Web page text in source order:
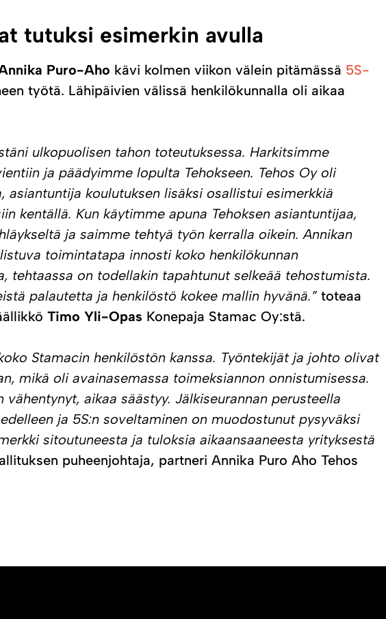
tutuksi esimerkin avulla
Puro-Aho kävi kolmen viikon välein pitämässä 5S-
työtä. Lähipäivien välissä henkilökunnalla oli aikaa
ulkopuolisen tahon toteutuksessa. Harkitsimme
ja päädyimme lopulta Tehokseen. Tehos Oy oli
asiantuntija koulutuksen lisäksi osallistui esimerkkiä
kentällä. Kun käytimme apuna Tehoksen asiantuntijaa,
ja saimme tehtyä työn kerralla oikein. Annikan
toimintatapa innosti koko henkilökunnan
tehtaassa on todellakin tapahtunut selkeää tehostumista.
palautetta ja henkilöstö kokee mallin hyvänä.” toteaa
Timo Yli-Opas Konepaja Stamac Oy:stä.
Stamacin henkilöstön kanssa. Työntekijät ja johto olivat
mikä oli avainasemassa toimeksiannon onnistumisessa.
aikaa säästyy. Jälkiseurannan perusteella
ja 5S:n soveltaminen on muodostunut pysyväksi
sitoutuneesta ja tuloksia aikaansaaneesta yrityksestä
puheenjohtaja, partneri Annika Puro Aho Tehos